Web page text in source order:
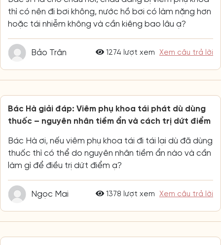
thì có nên đi bơi không, nước hồ bơi có làm nặng hơn
hoặc tái nhiễm không và cần kiêng bao lâu ạ?
Bảo Trân 1274 lượt xem Xem câu trả lời
Bác Hà giải đáp: Viêm phụ khoa tái phát dù dùng
thuốc – nguyên nhân tiềm ẩn và cách trị dứt điểm
Bác Hà ơi, nếu viêm phụ khoa tái đi tái lại dù đã dùng
thuốc thì có thể do nguyên nhân tiềm ẩn nào và cần
làm gì để điều trị dứt điểm ạ?
Ngọc Mai 1378 lượt xem Xem câu trả lời